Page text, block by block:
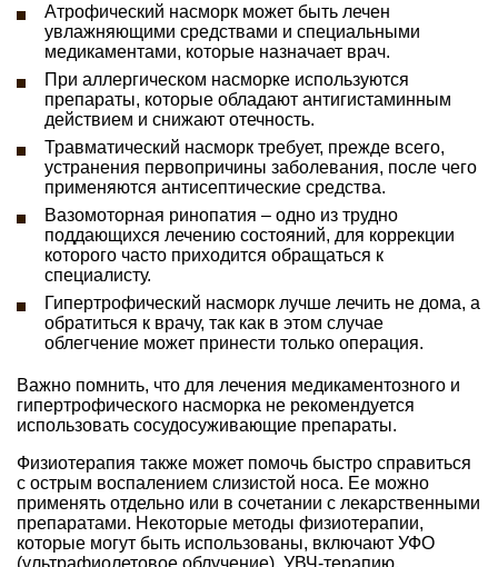
Атрофический насморк может быть лечен
увлажняющими средствами и специальными
медикаментами, которые назначает врач.
При аллергическом насморке используются
препараты, которые обладают антигистаминным
действием и снижают отечность.
Травматический насморк требует, прежде всего,
устранения первопричины заболевания, после чего
применяются антисептические средства.
Вазомоторная ринопатия – одно из трудно
поддающихся лечению состояний, для коррекции
которого часто приходится обращаться к
специалисту.
Гипертрофический насморк лучше лечить не дома, а
обратиться к врачу, так как в этом случае
облегчение может принести только операция.
Важно помнить, что для лечения медикаментозного и
гипертрофического насморка не рекомендуется
использовать сосудосуживающие препараты.
Физиотерапия также может помочь быстро справиться
с острым воспалением слизистой носа. Ее можно
применять отдельно или в сочетании с лекарственными
препаратами. Некоторые методы физиотерапии,
которые могут быть использованы, включают УФО
(ультрафиолетовое облучение), УВЧ-терапию,